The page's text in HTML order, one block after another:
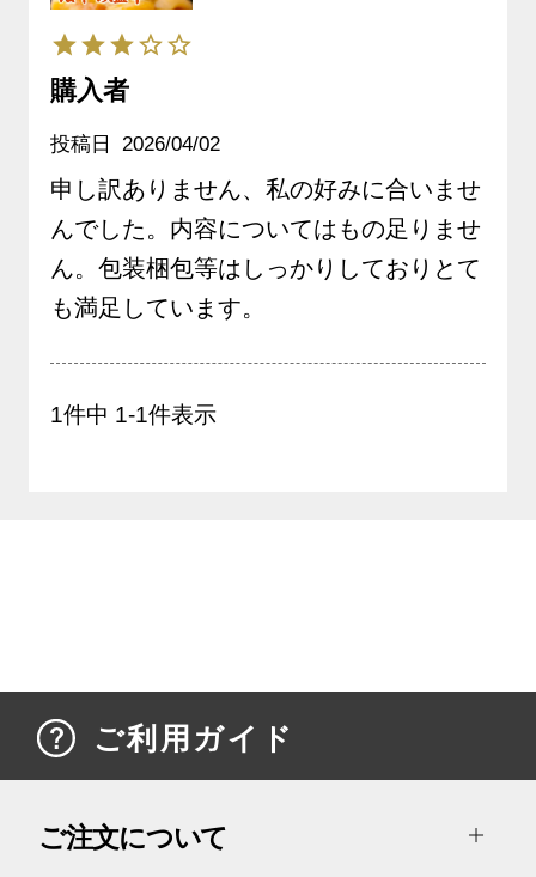
購入者
投稿日 2026/04/02
申し訳ありません、私の好みに合いませ
んでした。内容についてはもの足りませ
ん。包装梱包等はしっかりしておりとて
も満足しています。
1件中 1-1件表示
ご利用ガイド
ご注文について